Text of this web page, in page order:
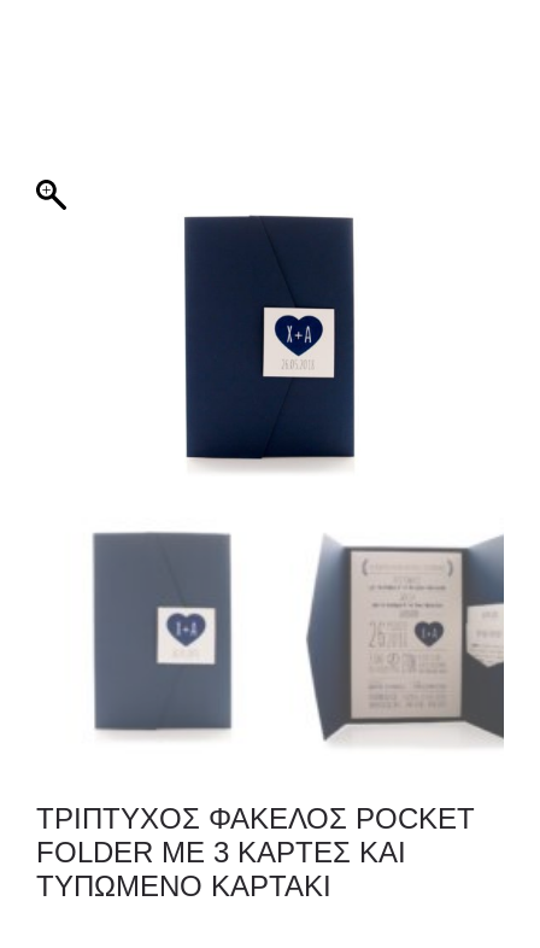
ΠΡΟΣΚΛΗΤΗΡΙΟ
ΤΡΙΠΤΥΧΟΣ ΦΑΚΕΛΟΣ POCKET
FOLDER ΜΕ 3 ΚΑΡΤΕΣ ΚΑΙ
ΤΥΠΩΜΕΝΟ ΚΑΡΤΑΚΙ